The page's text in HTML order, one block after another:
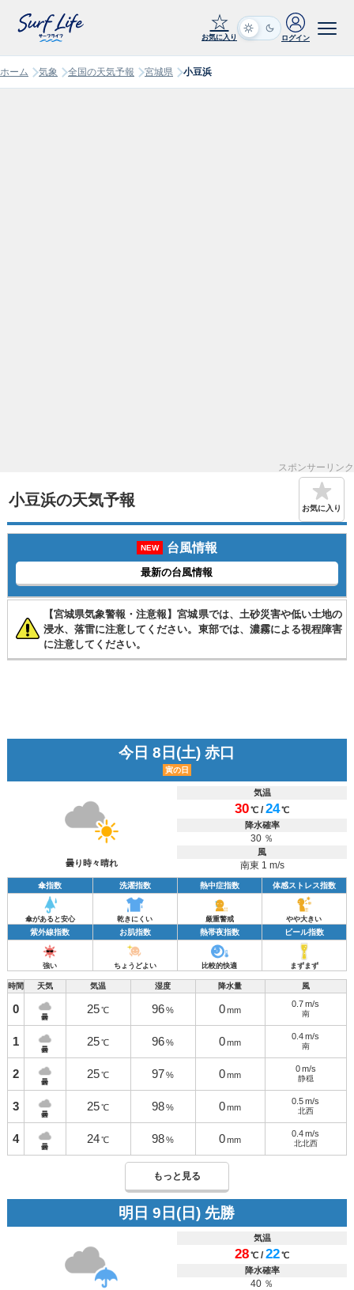
☆
お気に入り ログイン
ホーム 気象 全国の天気予報 宮城県 小豆浜
スポンサーリンク
小豆浜の天気予報 お気に入り
NEW 台風情報
最新の台風情報
【宮城県気象警報・注意報】宮城県では、土砂災害や低い土地の
浸水、落雷に注意してください。東部では、濃霧による視程障害
に注意してください。
今日 8日(土) 赤口
寅の日
曇り時々晴れ
気温
30℃ /24℃
降水確率
30 ％
風
南東 1 m/s
傘指数 洗濯指数 熱中症指数 体感ストレス指数
傘があると安心 乾きにくい 厳重警戒 やや大きい
紫外線指数 お肌指数 熱帯夜指数 ビール指数
強い ちょうどよい 比較的快適 まずまず
時間 天気 気温 湿度 降水量 風
0
曇
25 ℃ 96 % 0 mm
0.7 m/s
南
1
曇
25 ℃ 96 % 0 mm
0.4 m/s
南
2
曇
25 ℃ 97 % 0 mm
0m/s
静穏
3
曇
25 ℃ 98 % 0 mm
0.5 m/s
北西
4
曇
24 ℃ 98 % 0 mm
0.4 m/s
北北西
もっと見る
明日 9日(日) 先勝
気温
28℃ /22℃
降水確率
40 ％